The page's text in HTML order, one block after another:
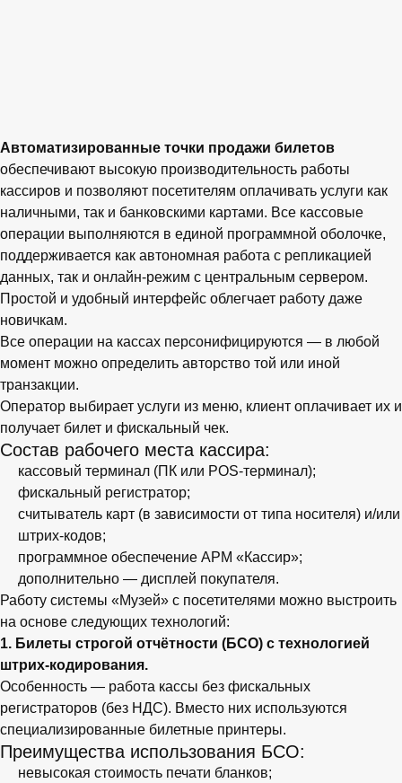
Автоматизированные точки продажи билетов
обеспечивают высокую производительность работы
кассиров и позволяют посетителям оплачивать услуги как
наличными, так и банковскими картами. Все кассовые
операции выполняются в единой программной оболочке,
поддерживается как автономная работа с репликацией
данных, так и онлайн-режим с центральным сервером.
Простой и удобный интерфейс облегчает работу даже
новичкам.
Все операции на кассах персонифицируются — в любой
момент можно определить авторство той или иной
транзакции.
Оператор выбирает услуги из меню, клиент оплачивает их и
получает билет и фискальный чек.
Состав рабочего места кассира:
кассовый терминал (ПК или POS-терминал);
фискальный регистратор;
считыватель карт (в зависимости от типа носителя) и/или
штрих-кодов;
программное обеспечение АРМ «Кассир»;
дополнительно — дисплей покупателя.
Работу системы «Музей» с посетителями можно выстроить
на основе следующих технологий:
1. Билеты строгой отчётности (БСО) с технологией
штрих-кодирования.
Особенность — работа кассы без фискальных
регистраторов (без НДС). Вместо них используются
специализированные билетные принтеры.
Преимущества использования БСО:
невысокая стоимость печати бланков;